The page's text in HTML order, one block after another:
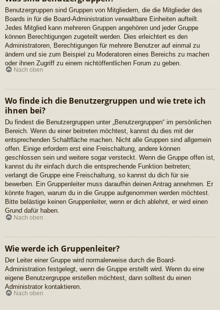
Benutzergruppen sind Gruppen von Mitgliedern, die die Mitglieder des
Boards in für die Board-Administration verwaltbare Einheiten aufteilt.
Jedes Mitglied kann mehreren Gruppen angehören und jeder Gruppe
können Berechtigungen zugeteilt werden. Dies erleichtert es den
Administratoren, Berechtigungen für mehrere Benutzer auf einmal zu
ändern und sie zum Beispiel zu Moderatoren eines Bereichs zu machen
oder ihnen Zugriff zu einem nichtöffentlichen Forum zu geben.
Nach oben
Wo finde ich die Benutzergruppen und wie trete ich
ihnen bei?
Du findest die Benutzergruppen unter „Benutzergruppen“ im persönlichen
Bereich. Wenn du einer beitreten möchtest, kannst du dies mit der
entsprechenden Schaltfläche machen. Nicht alle Gruppen sind allgemein
offen. Einige erfordern erst eine Freischaltung, andere können
geschlossen sein und weitere sogar versteckt. Wenn die Gruppe offen ist,
kannst du ihr einfach durch die entsprechende Funktion beitreten;
verlangt die Gruppe eine Freischaltung, so kannst du dich für sie
bewerben. Ein Gruppenleiter muss daraufhin deinen Antrag annehmen. Er
könnte fragen, warum du in die Gruppe aufgenommen werden möchtest.
Bitte belästige keinen Gruppenleiter, wenn er dich ablehnt, er wird einen
Grund dafür haben.
Nach oben
Wie werde ich Gruppenleiter?
Der Leiter einer Gruppe wird normalerweise durch die Board-
Administration festgelegt, wenn die Gruppe erstellt wird. Wenn du eine
eigene Benutzergruppe erstellen möchtest, dann solltest du einen
Administrator kontaktieren.
Nach oben